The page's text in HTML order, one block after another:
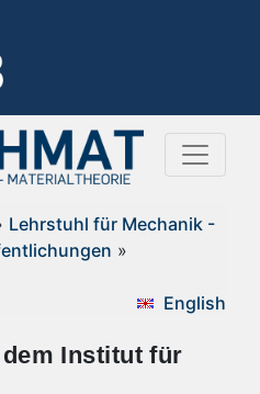
Lehrstuhl für Mechanik -
»
English
Institut für